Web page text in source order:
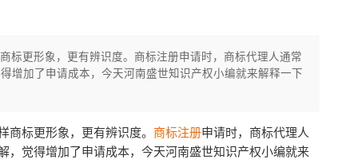
标更形象，更有辨识度。商标注册申请时，商标代理人通常
增加了申请成本，今天河南盛世知识产权小编就来解释一下
标更形象，更有辨识度。 商标注册申请时，商标代理人
，觉得增加了申请成本，今天河南盛世知识产权小编就来